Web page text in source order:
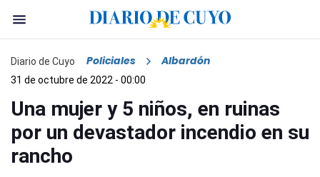
Diario de Cuyo Policiales Albardón
31 de octubre de 2022 - 00:00
Una mujer y 5 niños, en ruinas
por un devastador incendio en su
rancho